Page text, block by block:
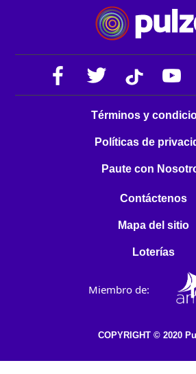
Términos y
Políticas de
Paute con
Contáctenos
Mapa del sitio
Loterías
Miembro de:
COPYRIGHT © 2020